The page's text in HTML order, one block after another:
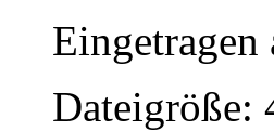
Dateigröße: